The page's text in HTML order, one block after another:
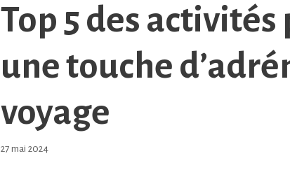
Top 5 des
une touche
voyage
27 mai 2024